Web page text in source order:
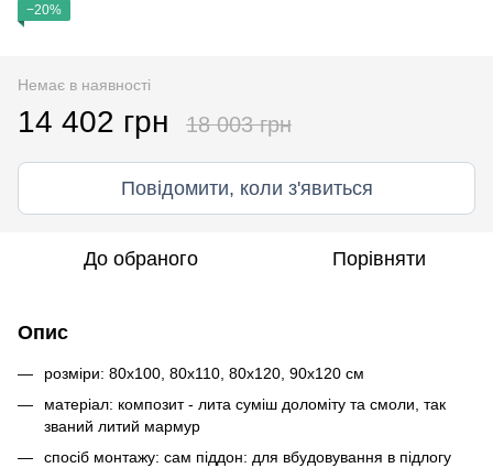
−20%
Немає в наявності
14 402 грн 18 003 грн
Повідомити, коли з'явиться
До обраного Порівняти
Опис
розміри: 80x100, 80x110, 80x120, 90x120 см
матеріал: композит - лита суміш доломіту та смоли, так
званий литий мармур
спосіб монтажу: сам піддон: для вбудовування в підлогу